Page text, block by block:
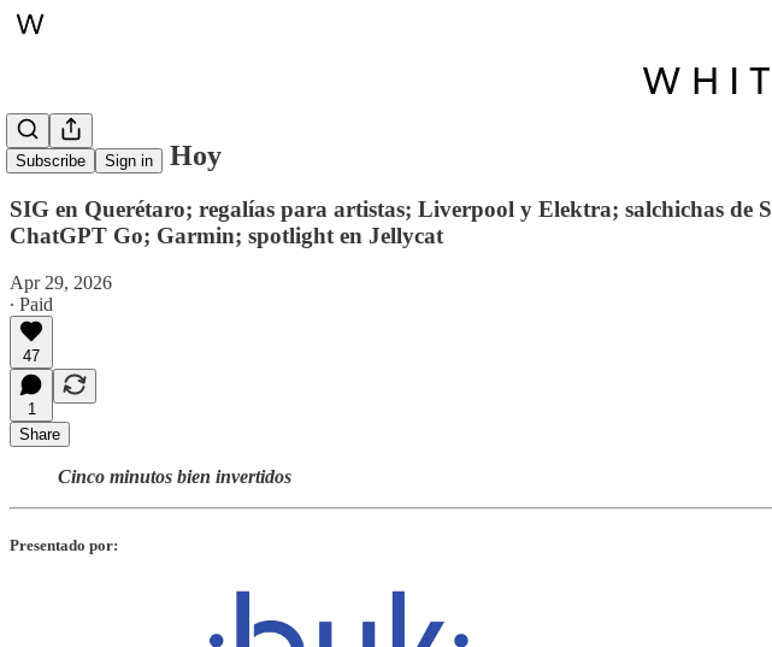
Subscribe Sign in
Whitepaper, Hoy
SIG en Querétaro; regalías para artistas; Liverpool y Elektra; salchichas
ChatGPT Go; Garmin; spotlight en Jellycat
Apr 29, 2026
∙ Paid
47
1
Share
Cinco minutos bien invertidos
Presentado por: